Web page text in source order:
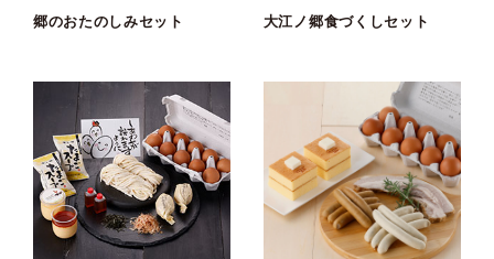
郷のおたのしみセット 大江ノ郷食づくしセット